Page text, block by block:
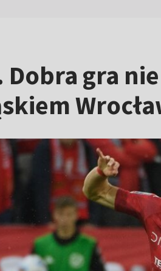
Dobra gra